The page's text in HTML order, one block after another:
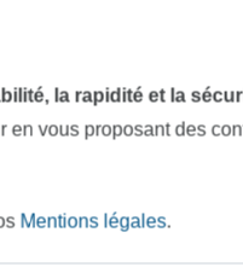
la rapidité et la
en vous proposant des
Mentions légales.